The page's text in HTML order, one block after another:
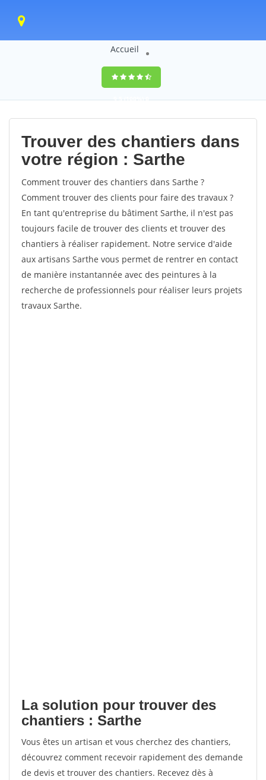
Accueil
9,5(100%)0
votes
Trouver des chantiers dans
votre région : Sarthe
Comment trouver des chantiers dans Sarthe ?
Comment trouver des clients pour faire des travaux ?
En tant qu'entreprise du bâtiment Sarthe, il n'est pas
toujours facile de trouver des clients et trouver des
chantiers à réaliser rapidement. Notre service d'aide
aux artisans Sarthe vous permet de rentrer en contact
de manière instantannée avec des peintures à la
recherche de professionnels pour réaliser leurs projets
travaux Sarthe.
La solution pour trouver des
chantiers : Sarthe
Vous êtes un artisan et vous cherchez des chantiers,
découvrez comment recevoir rapidement des demande
de devis et trouver des chantiers. Recevez dès à